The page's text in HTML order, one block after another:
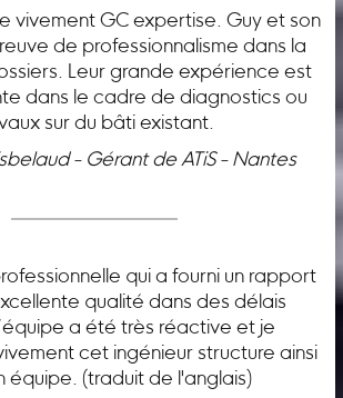
vivement GC expertise. Guy et son
de professionnalisme dans la
Leur grande expérience est
dans le cadre de diagnostics ou
sur du bâti existant.
- Gérant de ATiS - Nantes
qui a fourni un rapport
qualité dans des délais
a été très réactive et je
cet ingénieur structure ainsi
équipe. (traduit de l'anglais)